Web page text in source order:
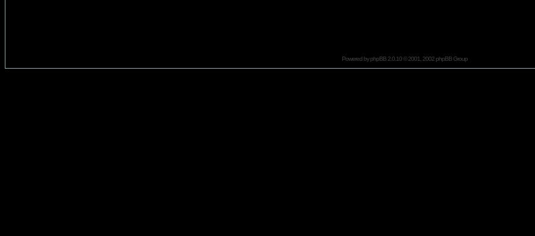
Powered byphpBB2.0.10 © 2001, 2002 phpBB Group